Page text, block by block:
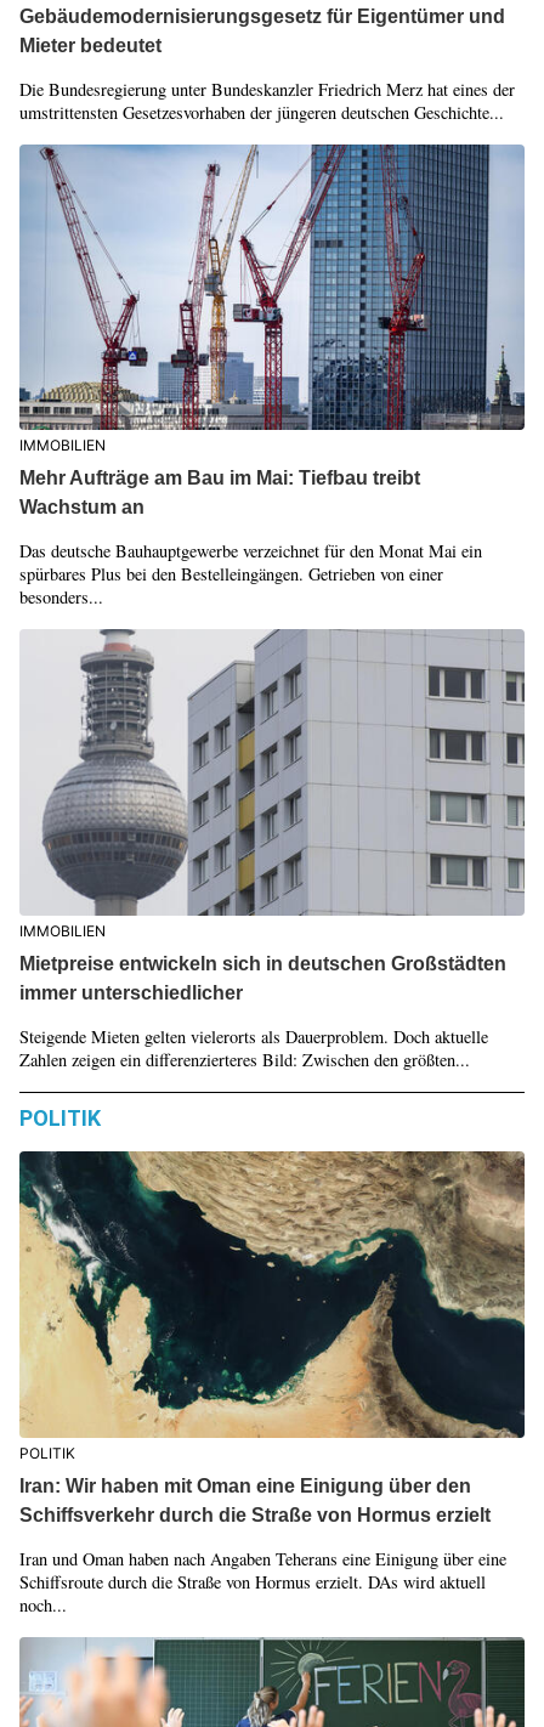
Gebäudemodernisierungsgesetz für Eigentümer und
Mieter bedeutet
Die Bundesregierung unter Bundeskanzler Friedrich Merz hat eines der
umstrittensten Gesetzesvorhaben der jüngeren deutschen Geschichte...
IMMOBILIEN
Mehr Aufträge am Bau im Mai: Tiefbau treibt
Wachstum an
Das deutsche Bauhauptgewerbe verzeichnet für den Monat Mai ein
spürbares Plus bei den Bestelleingängen. Getrieben von einer
besonders...
IMMOBILIEN
Mietpreise entwickeln sich in deutschen Großstädten
immer unterschiedlicher
Steigende Mieten gelten vielerorts als Dauerproblem. Doch aktuelle
Zahlen zeigen ein differenzierteres Bild: Zwischen den größten...
POLITIK
POLITIK
Iran: Wir haben mit Oman eine Einigung über den
Schiffsverkehr durch die Straße von Hormus erzielt
Iran und Oman haben nach Angaben Teherans eine Einigung über eine
Schiffsroute durch die Straße von Hormus erzielt. DAs wird aktuell
noch...